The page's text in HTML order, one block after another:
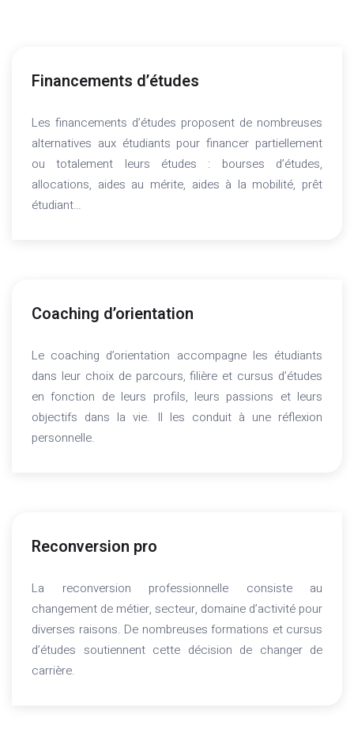
Financements d’études
Les financements d’études proposent de nombreuses
alternatives aux étudiants pour financer partiellement
ou totalement leurs études : bourses d’études,
allocations, aides au mérite, aides à la mobilité, prêt
étudiant…
Coaching d’orientation
Le coaching d’orientation accompagne les étudiants
dans leur choix de parcours, filière et cursus d’études
en fonction de leurs profils, leurs passions et leurs
objectifs dans la vie. Il les conduit à une réflexion
personnelle.
Reconversion pro
La reconversion professionnelle consiste au
changement de métier, secteur, domaine d’activité pour
diverses raisons. De nombreuses formations et cursus
d’études soutiennent cette décision de changer de
carrière.